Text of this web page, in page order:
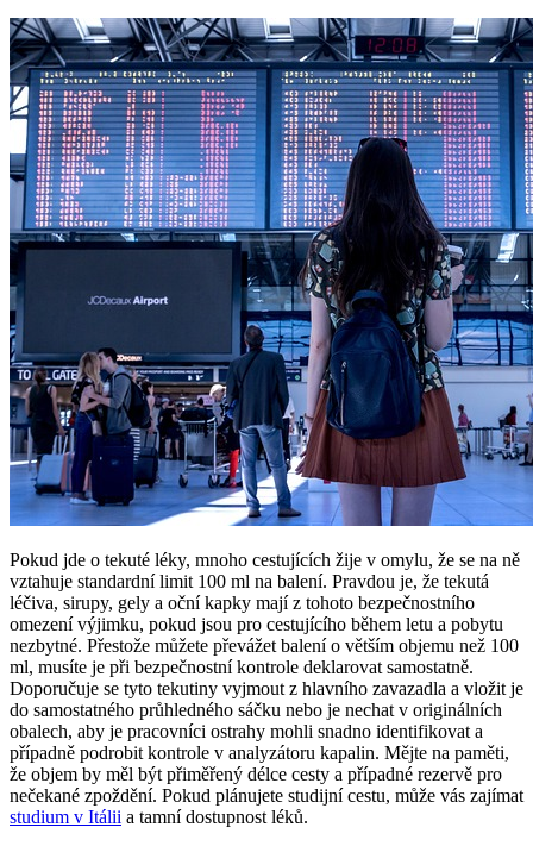
Pokud jde o tekuté léky, mnoho cestujících žije v omylu, že se na ně
vztahuje standardní limit 100 ml na balení. Pravdou je, že tekutá
léčiva, sirupy, gely a oční kapky mají z tohoto bezpečnostního
omezení výjimku, pokud jsou pro cestujícího během letu a pobytu
nezbytné. Přestože můžete převážet balení o větším objemu než 100
ml, musíte je při bezpečnostní kontrole deklarovat samostatně.
Doporučuje se tyto tekutiny vyjmout z hlavního zavazadla a vložit je
do samostatného průhledného sáčku nebo je nechat v originálních
obalech, aby je pracovníci ostrahy mohli snadno identifikovat a
případně podrobit kontrole v analyzátoru kapalin. Mějte na paměti,
že objem by měl být přiměřený délce cesty a případné rezervě pro
nečekané zpoždění. Pokud plánujete studijní cestu, může vás zajímat
studium v Itálii a tamní dostupnost léků.